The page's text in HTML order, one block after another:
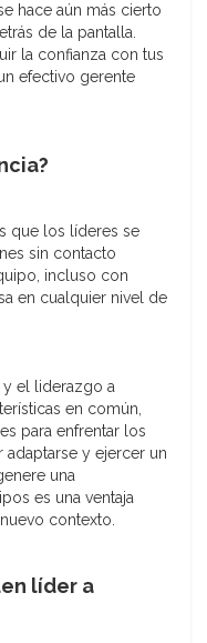
hace aún más cierto
de la pantalla.
la confianza con tus
efectivo gerente
que los líderes se
sin contacto
incluso con
en cualquier nivel de
y el liderazgo a
en común,
para enfrentar los
y ejercer un
una
es una ventaja
contexto.
líder a